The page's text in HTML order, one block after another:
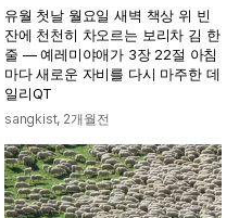
유월 첫날 월요일 새벽 책상 위 빈
잔에 천천히 차오르는 보리차 김 한
줄 — 예레미야애가 3장 22절 아침
마다 새로운 자비를 다시 마주한 데
일리QT
sangkist, 2개월전